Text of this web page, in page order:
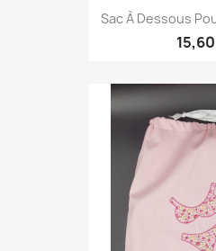
Sac À Dessous